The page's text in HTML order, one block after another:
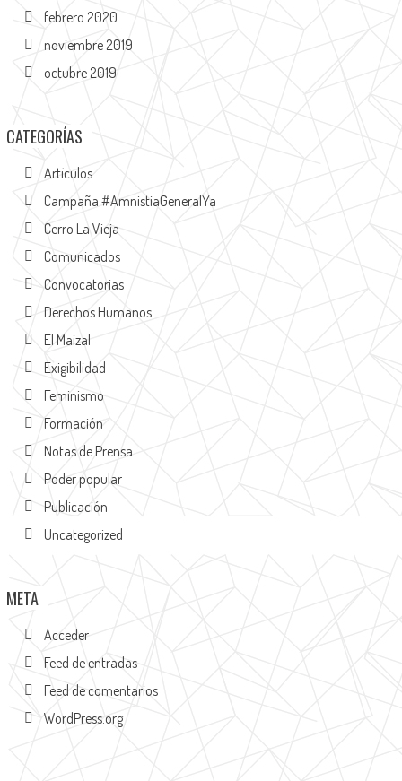
febrero 2020
noviembre 2019
octubre 2019
CATEGORÍAS
Artículos
Campaña #AmnistiaGeneralYa
Cerro La Vieja
Comunicados
Convocatorias
Derechos Humanos
El Maizal
Exigibilidad
Feminismo
Formación
Notas de Prensa
Poder popular
Publicación
Uncategorized
META
Acceder
Feed de entradas
Feed de comentarios
WordPress.org